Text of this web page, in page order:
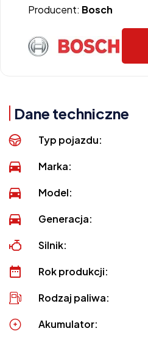
Producent: Bosch
Dane techniczne
Typ pojazdu:
Marka:
Model:
Generacja:
Silnik:
Rok produkcji:
Rodzaj paliwa:
Akumulator: